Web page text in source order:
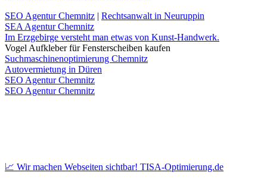
SEO Agentur Chemnitz | Rechtsanwalt in Neuruppin
SEA Agentur Chemnitz
Im Erzgebirge versteht man etwas von Kunst-Handwerk.
Vogel Aufkleber für Fensterscheiben kaufen
Suchmaschinenoptimierung Chemnitz
Autovermietung in Düren
SEO Agentur Chemnitz
SEO Agentur Chemnitz
📈 Wir machen Webseiten sichtbar! TISA-Optimierung.de